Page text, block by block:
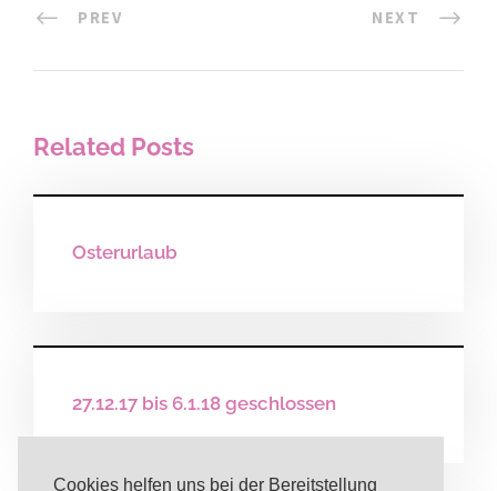
Cookies helfen uns bei der Bereitstellung
PREV NEXT
Related Posts
Osterurlaub
27.12.17 bis 6.1.18 geschlossen